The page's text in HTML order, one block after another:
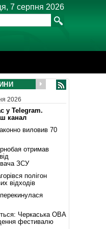
7 серпня 2026
2026
у Telegram.
канал
виловив 70
отримав
ЗСУ
полігон
відходів
Черкаська ОВА
фестивалю